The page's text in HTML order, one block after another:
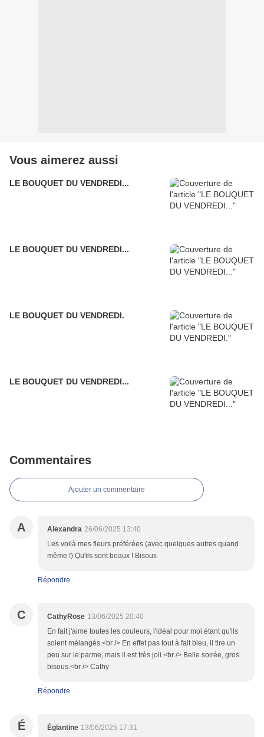
Vous aimerez aussi
LE BOUQUET DU VENDREDI...
LE BOUQUET DU VENDREDI...
LE BOUQUET DU VENDREDI.
LE BOUQUET DU VENDREDI...
Commentaires
Ajouter un commentaire
A Alexandra 26/06/2025 13:40
Les voilà mes fleurs préférées (avec quelques autres quand
même !) Qu'ils sont beaux ! Bisous
Répondre
C CathyRose 13/06/2025 20:40
En fait j'aime toutes les couleurs, l'idéal pour moi étant qu'ils
soient mélangés.<br /> En effet pas tout à fait bleu, il tire un
peu sur le parme, mais il est très joli.<br /> Belle soirée, gros
bisous.<br /> Cathy
Répondre
É Églantine 13/06/2025 17:31